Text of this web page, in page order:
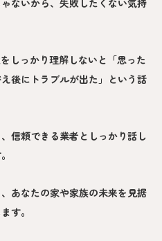
しっかり理解しないと「思った
後にトラブルが出た」という話
信頼できる業者としっかり話し
あなたの家や家族の未来を見据
す。